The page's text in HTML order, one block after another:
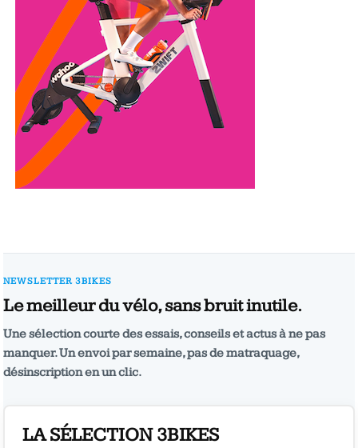
NEWSLETTER 3BIKES
Le meilleur du vélo, sans bruit inutile.
Une sélection courte des essais, conseils et actus à ne pas
manquer. Un envoi par semaine, pas de matraquage,
désinscription en un clic.
LA SÉLECTION 3BIKES